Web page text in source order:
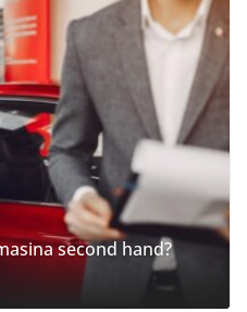
second hand?